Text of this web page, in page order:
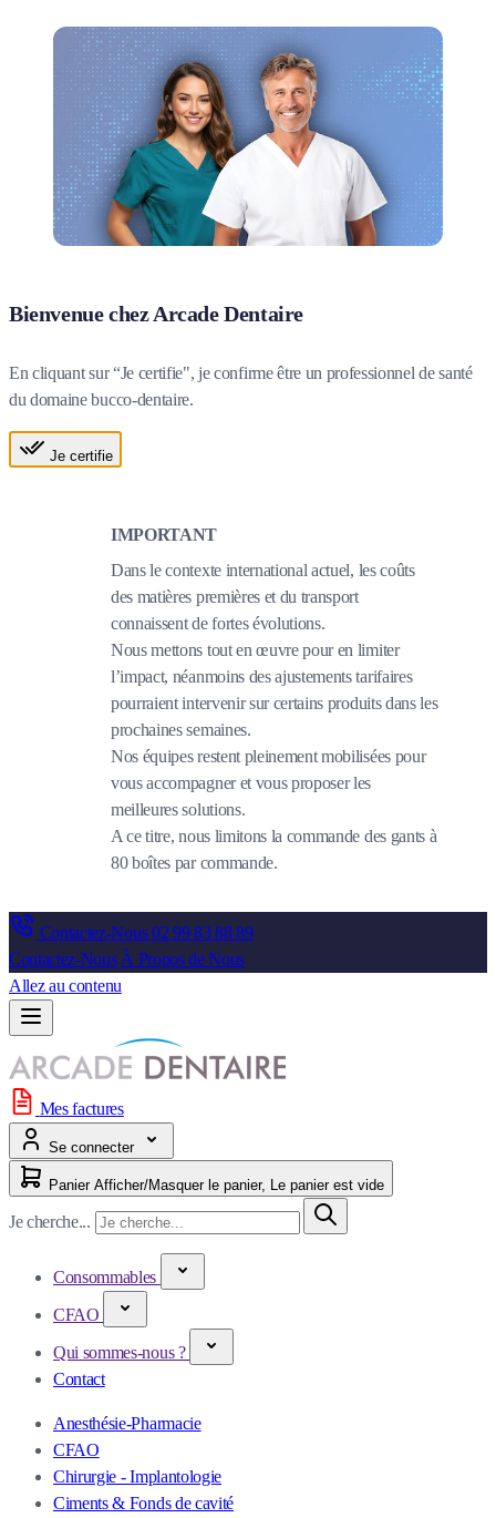
Bienvenue chez Arcade Dentaire
En cliquant sur “Je certifie", je confirme être un professionnel de santé
du domaine bucco-dentaire.
Je certifie
IMPORTANT
Dans le contexte international actuel, les coûts
des matières premières et du transport
connaissent de fortes évolutions.
Nous mettons tout en œuvre pour en limiter
l’impact, néanmoins des ajustements tarifaires
pourraient intervenir sur certains produits dans les
prochaines semaines.
Nos équipes restent pleinement mobilisées pour
vous accompagner et vous proposer les
meilleures solutions.
A ce titre, nous limitons la commande des gants à
80 boîtes par commande.
Contactez-Nous02 99 83 88 89
Contactez-Nous À Propos de Nous
Allez au contenu
Mes factures
Se connecter
Panier Afficher/Masquer le panier, Le panier est vide
Je cherche...
Consommables
CFAO
Qui sommes-nous ?
Contact
Anesthésie-Pharmacie
CFAO
Chirurgie - Implantologie
Ciments & Fonds de cavité